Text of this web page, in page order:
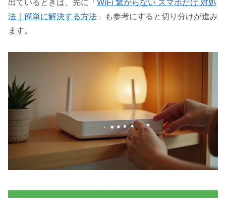
出ているときは、先に「 WiFi 繋がらない スマホだけ 対処
法｜簡単に解決する方法 」も参考にすると切り分けが進み
ます。